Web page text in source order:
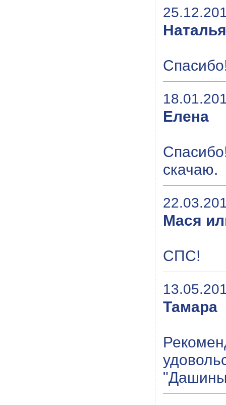
Наталья
Елена
скачаю.
Мася
СПС!
Тамара
"Дашины